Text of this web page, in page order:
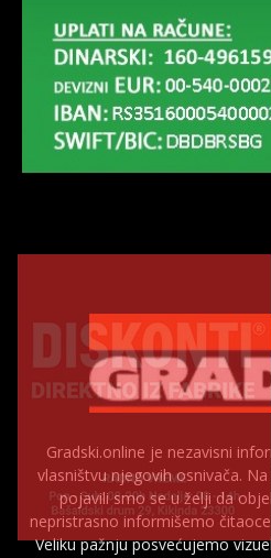
Gradski.online je nezavisni
vlasništvu njegovih osnivača.
pojavili smo se u želji da
nepristrasno informišemo
Veliku pažnju posvećujemo